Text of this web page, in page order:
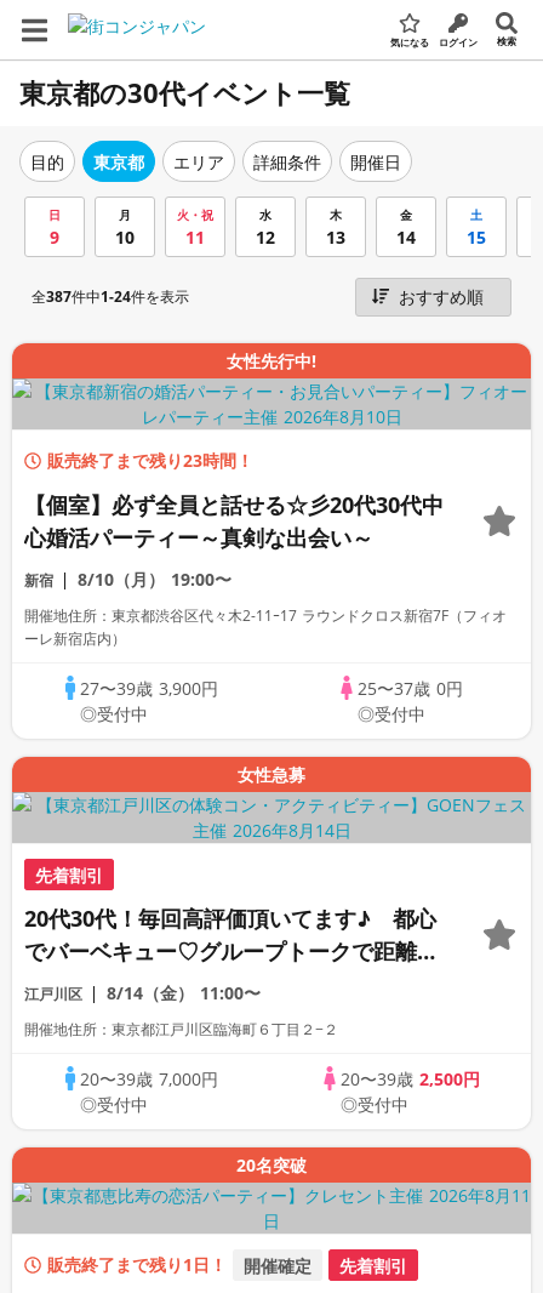
気になる ログイン 検索
東京都の30代イベント一覧
目的 東京都 エリア 詳細条件 開催日
日
9
月
10
火・祝
11
水
12
木
13
金
14
土
15
全387件中1-24件を表示
女性先行中!
販売終了まで残り23時間！
【個室】必ず全員と話せる☆彡20代30代中
心婚活パーティー～真剣な出会い～
新宿 8/10（月） 19:00〜
開催地住所：東京都渋谷区代々木2-11ｰ17 ラウンドクロス新宿7F（フィオ
ーレ新宿店内）
27〜39歳 3,900円
◎受付中
25〜37歳 0円
◎受付中
女性急募
先着割引
20代30代！毎回高評価頂いてます♪ 都心
でバーベキュー♡グループトークで距離が
近づくかも
江戸川区 8/14（金） 11:00〜
開催地住所：東京都江戸川区臨海町６丁目２−２
20〜39歳 7,000円
◎受付中
20〜39歳 2,500円
◎受付中
20名突破
販売終了まで残り1日！ 開催確定 先着割引